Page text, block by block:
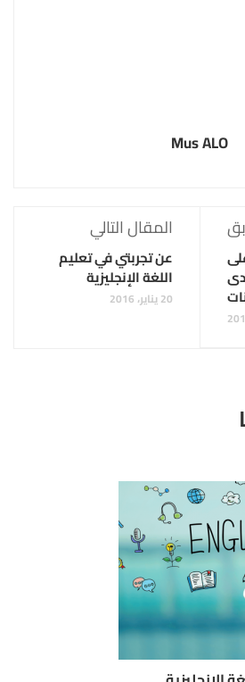
Mus ALO
المقال التالي
عن تجربتي في تعليم
اللغة الإنجليزية
20 يناير، 2016